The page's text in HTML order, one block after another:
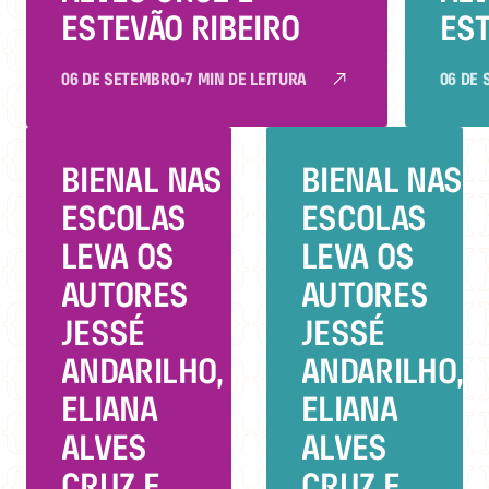
ESTEVÃO RIBEIRO
06 DE SETEMBRO•7 MIN DE LEITURA 06 DE
BIENAL NAS
ESCOLAS
LEVA OS
AUTORES
JESSÉ
ANDARILHO,
ELIANA
ALVES
BIENAL NAS
ESCOLAS
LEVA OS
AUTORES
JESSÉ
ANDARILHO,
ELIANA
ALVES